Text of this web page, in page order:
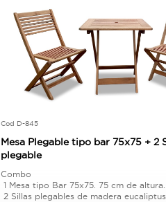
Cod D-845
Mesa Plegable tipo bar 75x75 + 2
plegable
Combo
1 Mesa tipo Bar 75x75. 75 cm de altura.
2 Sillas plegables de madera